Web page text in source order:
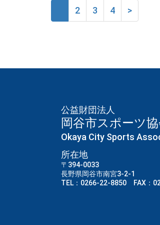
2 3 4 >
公益財団法人
岡谷市スポーツ
Okaya City Sports
所在地
〒394-0033
長野県岡谷市南宮3-2-1
TEL：0266-22-8850 FAX：